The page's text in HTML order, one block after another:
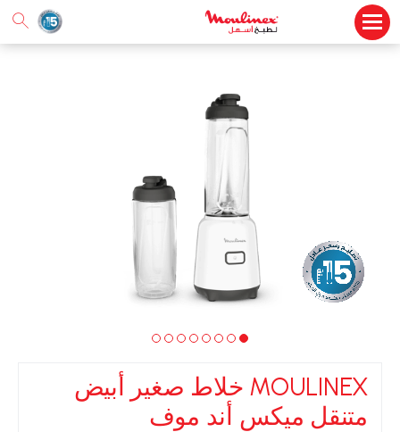
MOULINEX خلاط صغير أبيض
متنقل ميكس أند موف